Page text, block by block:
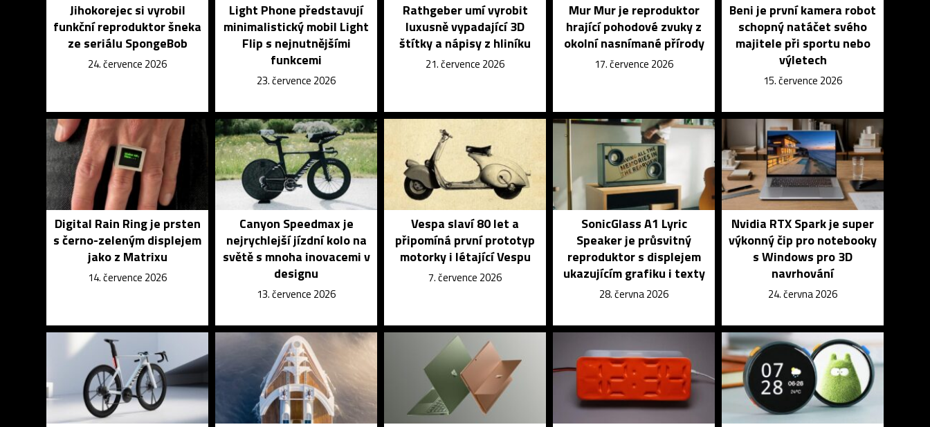
Jihokorejec si vyrobil
funkční reproduktor šneka
ze seriálu SpongeBob
24. července 2026
Light Phone představují
minimalistický mobil Light
Flip s nejnutnějšími
funkcemi
23. července 2026
Rathgeber umí vyrobit
luxusně vypadající 3D
štítky a nápisy z hliníku
21. července 2026
Mur Mur je reproduktor
hrající pohodové zvuky z
okolní nasnímané přírody
17. července 2026
Beni je první kamera robot
schopný natáčet svého
majitele při sportu nebo
výletech
15. července 2026
Digital Rain Ring je prsten
s černo-zeleným displejem
jako z Matrixu
14. července 2026
Canyon Speedmax je
nejrychlejší jízdní kolo na
světě s mnoha inovacemi v
designu
13. července 2026
Vespa slaví 80 let a
připomíná první prototyp
motorky i létající Vespu
7. července 2026
SonicGlass A1 Lyric
Speaker je průsvitný
reproduktor s displejem
ukazujícím grafiku i texty
28. června 2026
Nvidia RTX Spark je super
výkonný čip pro notebooky
s Windows pro 3D
navrhování
24. června 2026